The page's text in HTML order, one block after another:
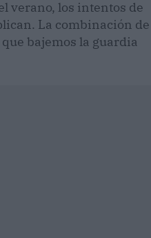
verano, los intentos de
La combinación de
bajemos la guardia